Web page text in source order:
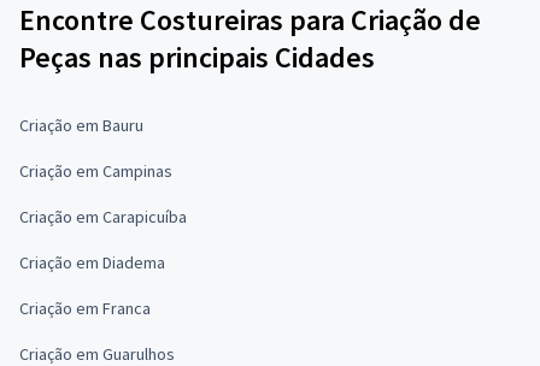
Encontre Costureiras para Criação de
Peças nas principais Cidades
Criação em Bauru
Criação em Campinas
Criação em Carapicuíba
Criação em Diadema
Criação em Franca
Criação em Guarulhos